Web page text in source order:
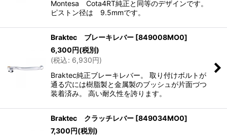
Montesa Cota4RT純正と同等のデザインです。
ピストン径は 9.5mmです。
Braktec ブレーキレバー [849008MO0]
6,300円(税別)
(税込: 6,930円)
Braktec純正ブレーキレバー。 取り付けボルトが
通る穴には樹脂製と金属製のブッシュが片面づつ
装着済み。 高い耐久性を誇ります。
Braktec クラッチレバー [849034MO0]
7,300円(税別)